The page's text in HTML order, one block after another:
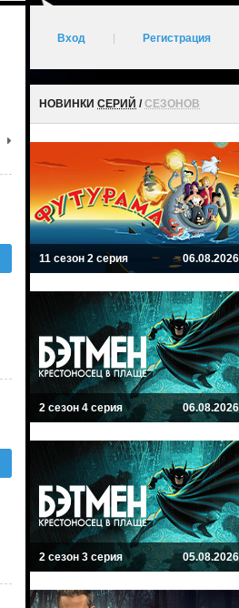
Вход Регистрация
НОВИНКИ СЕРИЙ /СЕЗОНОВ
11 сезон 2 серия 06.08.2026
2 сезон 4 серия 06.08.2026
2 сезон 3 серия 05.08.2026